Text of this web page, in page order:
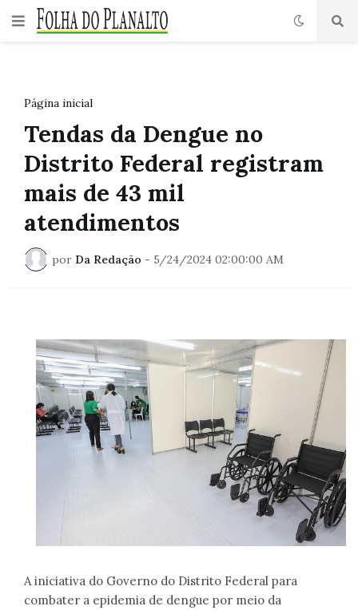
Página inicial
Tendas da Dengue no
Distrito Federal registram
mais de 43 mil
atendimentos
por Da Redação - 5/24/2024 02:00:00 AM
A iniciativa do Governo do Distrito Federal para
combater a epidemia de dengue por meio da